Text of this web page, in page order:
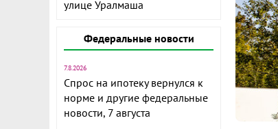
улице Уралмаша
Федеральные новости
7.8.2026
Спрос на ипотеку вернулся к
норме и другие федеральные
новости, 7 августа